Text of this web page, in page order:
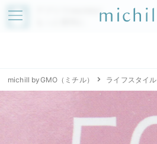
アプリでmichillが
michill byGMO（ミチル） ライフスタイル